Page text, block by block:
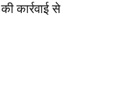
कार्रवाई से